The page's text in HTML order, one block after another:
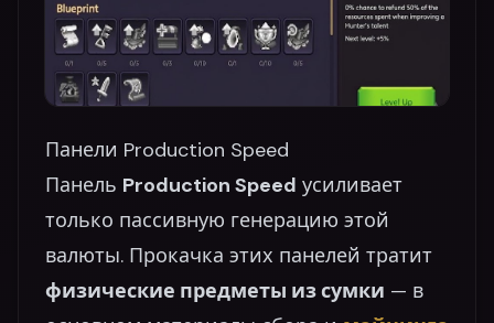
Панели Production Speed
Панель Production Speed усиливает
только пассивную генерацию этой
валюты. Прокачка этих панелей тратит
физические предметы из сумки — в